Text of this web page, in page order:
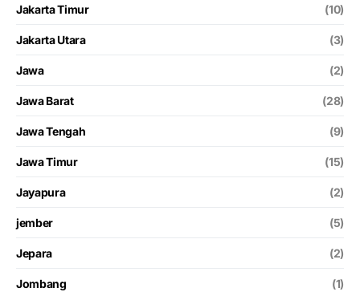
Jakarta Timur (10)
Jakarta Utara (3)
Jawa (2)
Jawa Barat (28)
Jawa Tengah (9)
Jawa Timur (15)
Jayapura (2)
jember (5)
Jepara (2)
Jombang (1)